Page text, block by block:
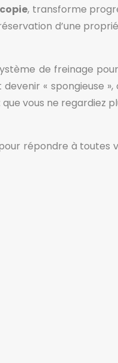
, transforme
d’une
de freinage
« spongieuse
vous ne regardiez
répondre à toutes